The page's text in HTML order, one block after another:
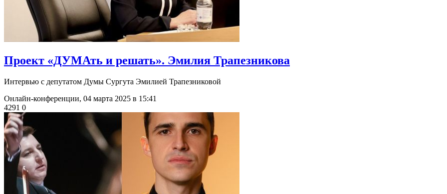
Проект «ДУМАть и решать». Эмилия Трапезникова
Интервью с депутатом Думы Сургута Эмилией Трапезниковой
Онлайн-конференции, 04 марта 2025 в 15:41
4291 0